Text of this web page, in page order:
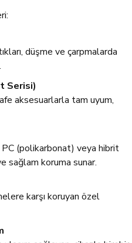
düşme ve çarpmalarda
Serisi)
aksesuarlarla tam uyum,
(polikarbonat) veya hibrit
sağlam koruma sunar.
karşı koruyan özel